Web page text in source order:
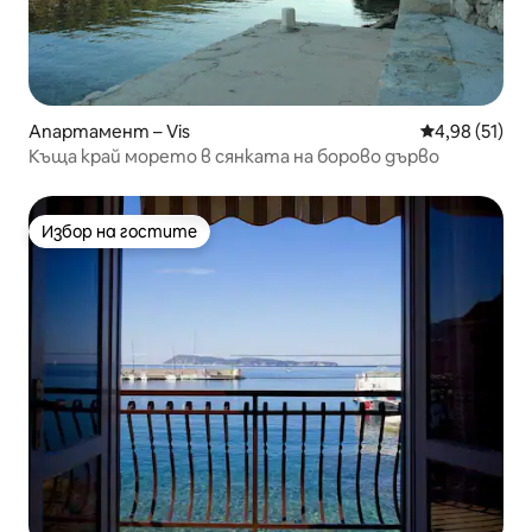
Апартамент – Vis Средна
4,98 (51)
Къща край морето в сянката на борово дърво
Избор на гостите
Избор на гостите